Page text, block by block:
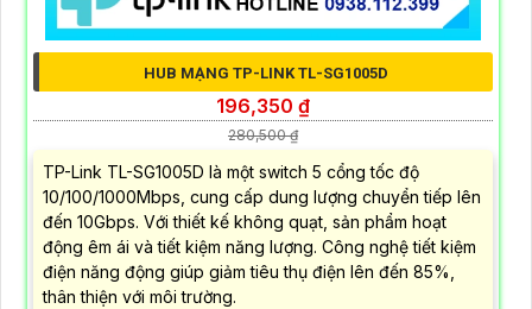
HUB MẠNG TP-LINK TL-SG1005D
196,350 ₫
280,500 ₫
TP-Link TL-SG1005D là một switch 5 cổng tốc độ
10/100/1000Mbps, cung cấp dung lượng chuyển tiếp lên
đến 10Gbps. Với thiết kế không quạt, sản phẩm hoạt
động êm ái và tiết kiệm năng lượng. Công nghệ tiết kiệm
điện năng động giúp giảm tiêu thụ điện lên đến 85%,
thân thiện với môi trường.